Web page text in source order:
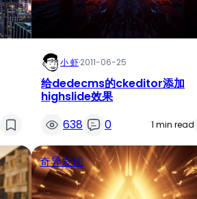
小 虾·2011-06-25
给dedecms的ckeditor添加
highslide效果
638
0 1 min read
奇异发现